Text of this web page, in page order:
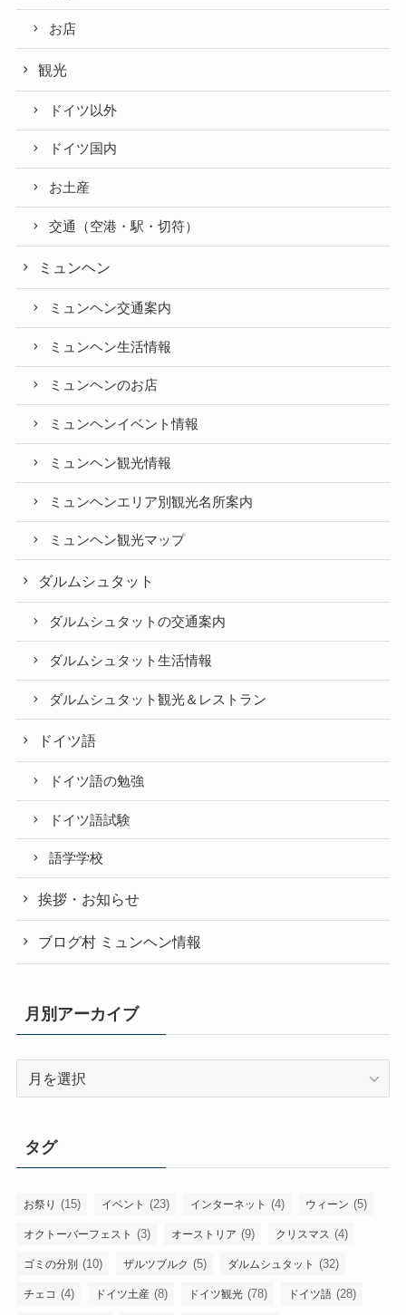
お店
観光
ドイツ以外
ドイツ国内
お土産
交通（空港・駅・切符）
ミュンヘン
ミュンヘン交通案内
ミュンヘン生活情報
ミュンヘンのお店
ミュンヘンイベント情報
ミュンヘン観光情報
ミュンヘンエリア別観光名所案内
ミュンヘン観光マップ
ダルムシュタット
ダルムシュタットの交通案内
ダルムシュタット生活情報
ダルムシュタット観光＆レストラン
ドイツ語
ドイツ語の勉強
ドイツ語試験
語学学校
挨拶・お知らせ
ブログ村 ミュンヘン情報
月別アーカイブ
カ
ブ
タグ
お祭り (15) イベント (23) インターネット (4) ウィーン (5)
オクトーバーフェスト (3) オーストリア (9) クリスマス (4)
ゴミの分別 (10) ザルツブルク (5) ダルムシュタット (32)
チェコ (4) ドイツ土産 (8) ドイツ観光 (78) ドイツ語 (28)